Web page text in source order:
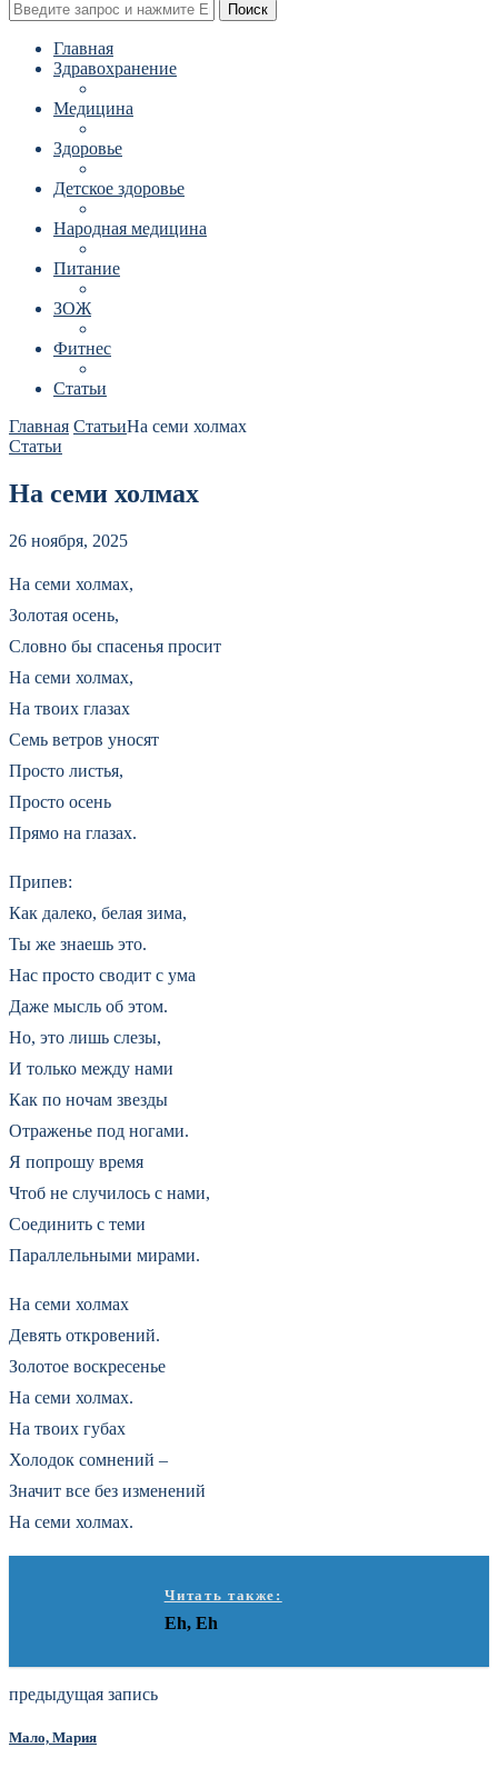
Поиск
Главная
Здравохранение
Медицина
Здоровье
Детское здоровье
Народная медицина
Питание
ЗОЖ
Фитнес
Статьи
Главная СтатьиНа семи холмах
Статьи
На семи холмах
26 ноября, 2025
На семи холмах,
Золотая осень,
Словно бы спасенья просит
На семи холмах,
На твоих глазах
Семь ветров уносят
Просто листья,
Просто осень
Прямо на глазах.
Припев:
Как далеко, белая зима,
Ты же знаешь это.
Нас просто сводит с ума
Даже мысль об этом.
Но, это лишь слезы,
И только между нами
Как по ночам звезды
Отраженье под ногами.
Я попрошу время
Чтоб не случилось с нами,
Соединить с теми
Параллельными мирами.
На семи холмах
Девять откровений.
Золотое воскресенье
На семи холмах.
На твоих губах
Холодок сомнений –
Значит все без изменений
На семи холмах.
Читать также:
Eh, Eh
предыдущая запись
Мало, Мария